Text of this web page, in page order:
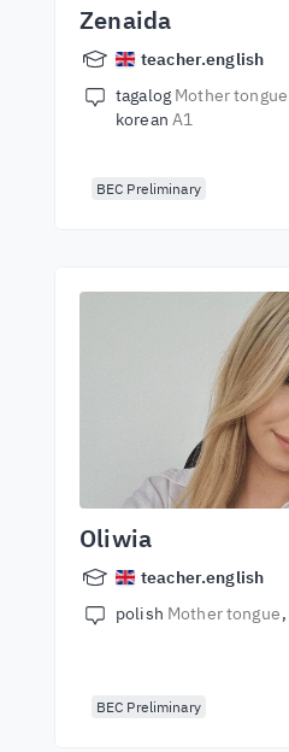
Zenaida
teacher.english
tagalog Mother tongue
korean A1
BEC Preliminary
Oliwia
teacher.english
polish Mother tongue
BEC Preliminary